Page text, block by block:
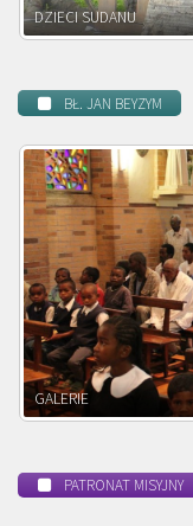
DZIECI ZAMBII
BŁ. JAN BEYZYM
POWOŁANIE MISYJNE
PATRONAT MISYJNY